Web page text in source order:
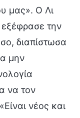
μας». Ο Λι
την
διαπίστωσα
μην
να τον
νέος και